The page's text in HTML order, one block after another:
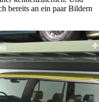
bereits an ein paar Bildern